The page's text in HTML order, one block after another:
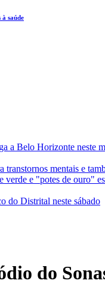
saúde
a Belo Horizonte neste
transtornos mentais e
verde e "potes de ouro"
do Distrital neste sábado
do